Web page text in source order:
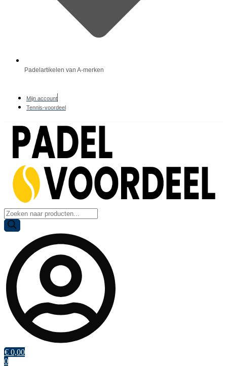
Padelartikelen van A-merken
Mijn account
Tennis-voordeel
Producten
zoeken
€ 0,00
0